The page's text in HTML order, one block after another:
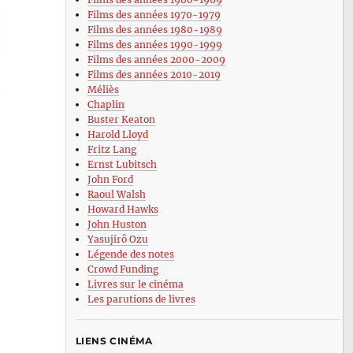
Films des années 1970-1979
Films des années 1980-1989
Films des années 1990-1999
Films des années 2000-2009
Films des années 2010-2019
Méliès
Chaplin
Buster Keaton
Harold Lloyd
Fritz Lang
Ernst Lubitsch
John Ford
Raoul Walsh
Howard Hawks
John Huston
Yasujirô Ozu
Légende des notes
Crowd Funding
Livres sur le cinéma
Les parutions de livres
LIENS CINÉMA